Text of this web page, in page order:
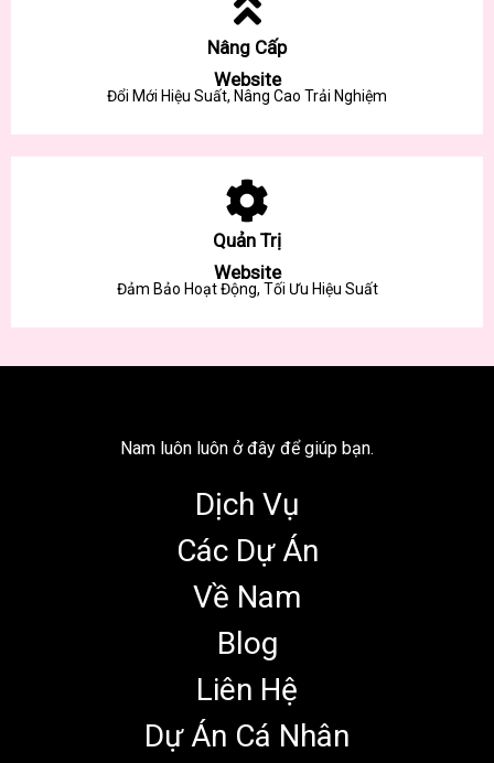
Nâng Cấp
Website
Đổi Mới Hiệu Suất, Nâng Cao Trải Nghiệm
Quản Trị
Website
Đảm Bảo Hoạt Động, Tối Ưu Hiệu Suất
Nam luôn luôn ở đây để giúp bạn.
Dịch Vụ
Các Dự Án
Về Nam
Blog
Liên Hệ
Dự Án Cá Nhân